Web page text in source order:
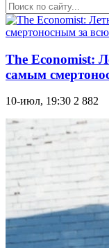
The Economist:
самым
10-июл, 19:30 2 882